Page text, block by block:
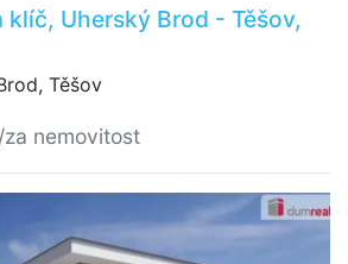
klíč, Uherský Brod - Těšov,
Těšov
/za nemovitost